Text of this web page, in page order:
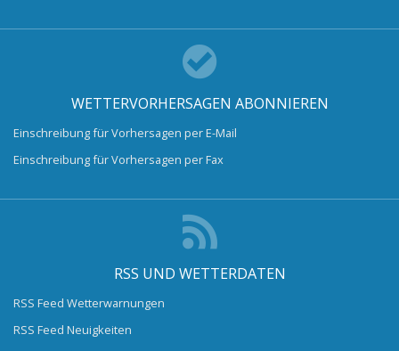
WETTERVORHERSAGEN ABONNIEREN
Einschreibung für Vorhersagen per E-Mail
Einschreibung für Vorhersagen per Fax
RSS UND WETTERDATEN
RSS Feed Wetterwarnungen
RSS Feed Neuigkeiten